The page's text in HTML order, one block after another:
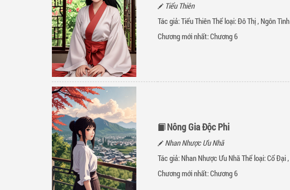
Tiểu Thiên
Tác giả: Tiểu Thiên Thể loại:Đô Thị, Ngôn Tình
Chương mới nhất:Chương 6
Nông Gia Độc Phi​
Nhan Nhược Ưu Nhã
Tác giả: Nhan Nhược Ưu Nhã Thể loại:Cổ Đại,
Chương mới nhất:Chương 6